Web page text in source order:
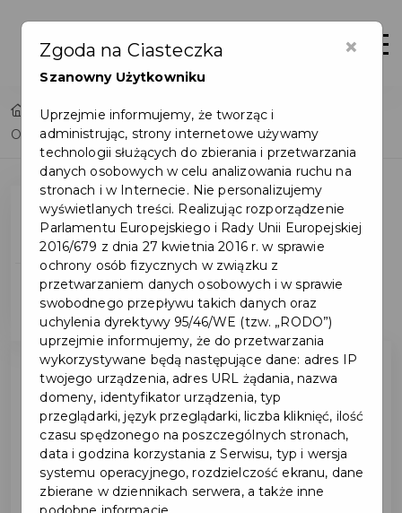
Home
Obwieszczenie Wojewody - Miasto Pruszcz Gdański
Obwieszczenie
Wojewody
Informacje dotyczące
kwalifikacji
OBWIESZCZENIE
WOJEWODY
×
Zgoda na Ciasteczka
Szanowny Użytkowniku
Uprzejmie informujemy, że tworząc i
administrując, strony internetowe używamy
technologii służących do zbierania i przetwarzania
danych osobowych w celu analizowania ruchu na
stronach i w Internecie. Nie personalizujemy
wyświetlanych treści. Realizując rozporządzenie
Parlamentu Europejskiego i Rady Unii Europejskiej
2016/679 z dnia 27 kwietnia 2016 r. w sprawie
ochrony osób fizycznych w związku z
przetwarzaniem danych osobowych i w sprawie
swobodnego przepływu takich danych oraz
uchylenia dyrektywy 95/46/WE (tzw. „RODO”)
uprzejmie informujemy, że do przetwarzania
wykorzystywane będą następujące dane: adres IP
twojego urządzenia, adres URL żądania, nazwa
domeny, identyfikator urządzenia, typ
przeglądarki, język przeglądarki, liczba kliknięć, ilość
czasu spędzonego na poszczególnych stronach,
data i godzina korzystania z Serwisu, typ i wersja
systemu operacyjnego, rozdzielczość ekranu, dane
zbierane w dziennikach serwera, a także inne